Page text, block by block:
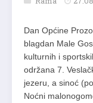
Dan Općine
blagdan Male
kulturnih i
održana 7.
jezeru, a sinoć
Noćni